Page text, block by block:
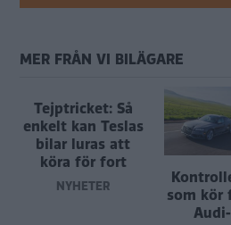
MER FRÅN VI BILÄGARE
Tejptricket: Så
enkelt kan Teslas
bilar luras att
köra för fort
NYHETER
som kör